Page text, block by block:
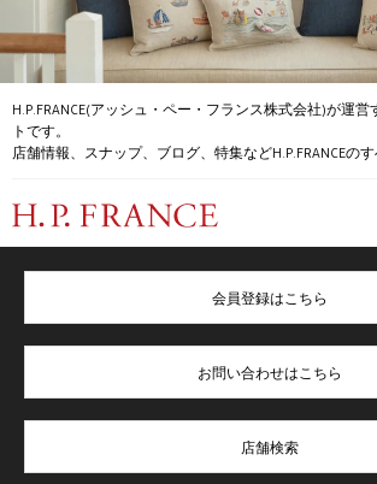
H.P.FRANCE(アッシュ・ペー・フランス株式会社)が運営
トです。
店舗情報、スナップ、ブログ、特集などH.P.FRANCEの
会員登録はこちら
お問い合わせはこちら
店舗検索